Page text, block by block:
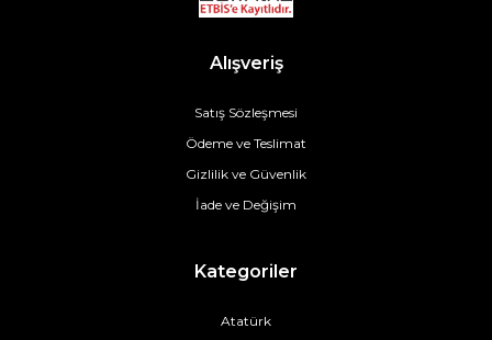
Alışveriş
Satış Sözleşmesi
Ödeme ve Teslimat
Gizlilik ve Güvenlik
İade ve Değişim
Kategoriler
Atatürk